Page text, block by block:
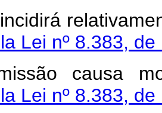
Lei nº 8.383, de
causa
Lei nº 8.383, de